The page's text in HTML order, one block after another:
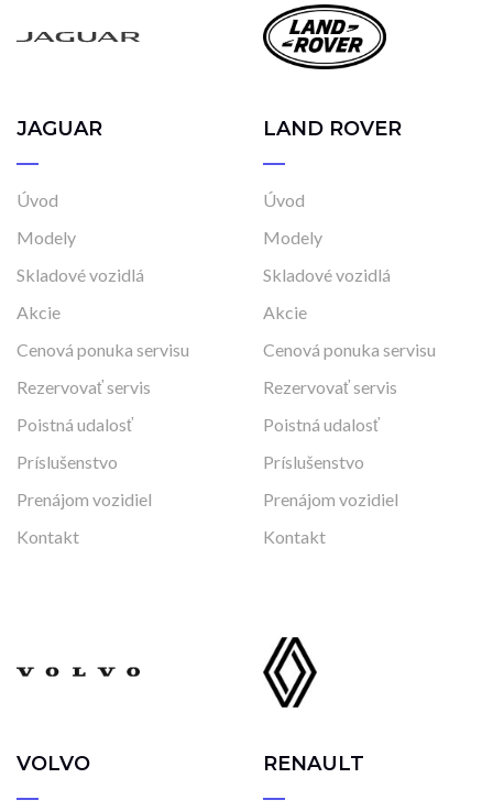
JAGUAR
Úvod
Modely
Skladové vozidlá
Akcie
Cenová ponuka servisu
Rezervovať servis
Poistná udalosť
Príslušenstvo
Prenájom vozidiel
Kontakt
LAND ROVER
Úvod
Modely
Skladové vozidlá
Akcie
Cenová ponuka servisu
Rezervovať servis
Poistná udalosť
Príslušenstvo
Prenájom vozidiel
Kontakt
VOLVO RENAULT